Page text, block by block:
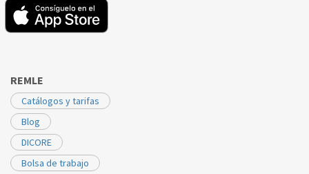
REMLE
Catálogos y tarifas
Blog
DICORE
Bolsa de trabajo